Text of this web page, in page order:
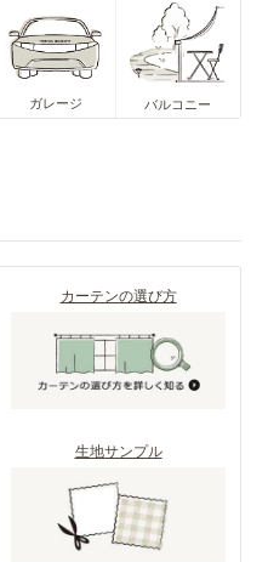
ガレージ バルコニー
カーテンの選び方
生地サンプル